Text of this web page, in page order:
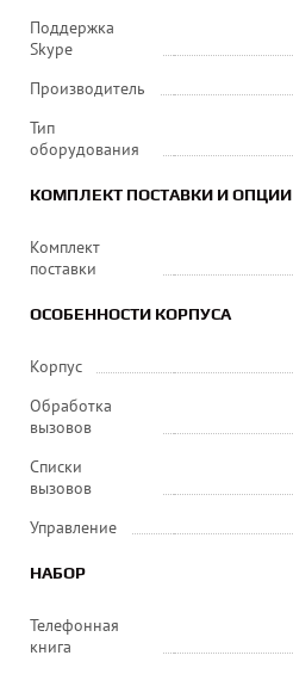
Поддержка
Skype
Производитель
Тип
оборудования
КОМПЛЕКТ ПОСТАВКИ И ОПЦИИ
Комплект
поставки
ОСОБЕННОСТИ КОРПУСА
Корпус
Обработка
вызовов
Списки
вызовов
Управление
НАБОР
Телефонная
книга